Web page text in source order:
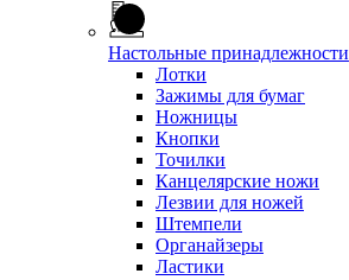
Настольные принадлежности
Лотки
Зажимы для бумаг
Ножницы
Кнопки
Точилки
Канцелярские ножи
Лезвии для ножей
Штемпели
Органайзеры
Ластики